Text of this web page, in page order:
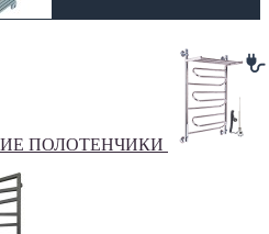
ПОЛОТЕНЧИКИ